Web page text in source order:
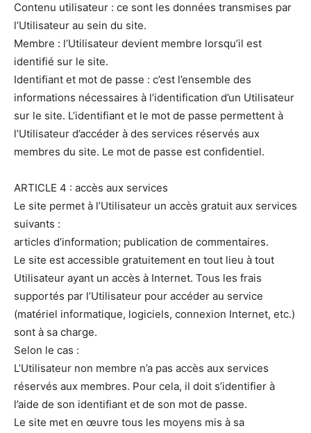
Contenu utilisateur : ce sont les données transmises par
l’Utilisateur au sein du site.
Membre : l’Utilisateur devient membre lorsqu’il est
identifié sur le site.
Identifiant et mot de passe : c’est l’ensemble des
informations nécessaires à l’identification d’un Utilisateur
sur le site. L’identifiant et le mot de passe permettent à
l’Utilisateur d’accéder à des services réservés aux
membres du site. Le mot de passe est confidentiel.
ARTICLE 4 : accès aux services
Le site permet à l’Utilisateur un accès gratuit aux services
suivants :
articles d’information; publication de commentaires.
Le site est accessible gratuitement en tout lieu à tout
Utilisateur ayant un accès à Internet. Tous les frais
supportés par l’Utilisateur pour accéder au service
(matériel informatique, logiciels, connexion Internet, etc.)
sont à sa charge.
Selon le cas :
L’Utilisateur non membre n’a pas accès aux services
réservés aux membres. Pour cela, il doit s’identifier à
l’aide de son identifiant et de son mot de passe.
Le site met en œuvre tous les moyens mis à sa